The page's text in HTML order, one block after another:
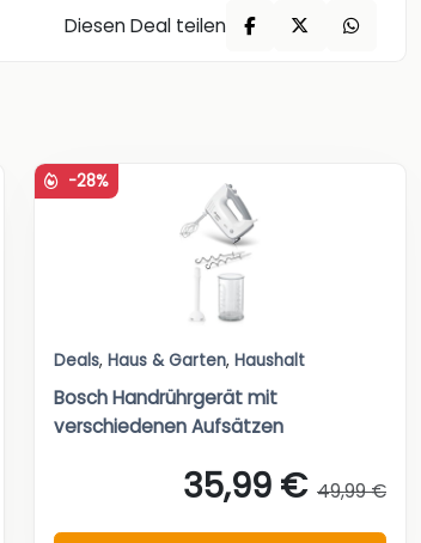
Diesen Deal teilen
-28%
Deals, Haus & Garten, Haushalt
Bosch Handrührgerät mit
verschiedenen Aufsätzen
35,99 € 49,99 €